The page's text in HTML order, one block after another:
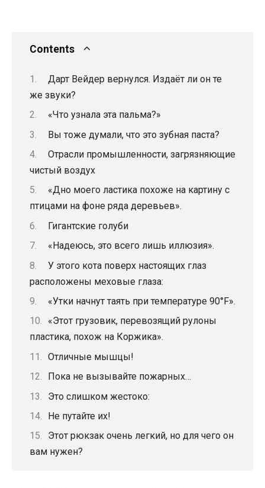
Contents
Дарт Вейдер вернулся. Издаёт ли он те
же звуки?
«Что узнала эта пальма?»
Вы тоже думали, что это зубная паста?
Отрасли промышленности, загрязняющие
чистый воздух
«Дно моего ластика похоже на картину с
птицами на фоне ряда деревьев».
Гигантские голуби
«Надеюсь, это всего лишь иллюзия».
У этого кота поверх настоящих глаз
расположены меховые глаза:
«Утки начнут таять при температуре 90°F».
«Этот грузовик, перевозящий рулоны
пластика, похож на Коржика».
Отличные мышцы!
Пока не вызывайте пожарных…
Это слишком жестоко:
Не путайте их!
Этот рюкзак очень легкий, но для чего он
вам нужен?